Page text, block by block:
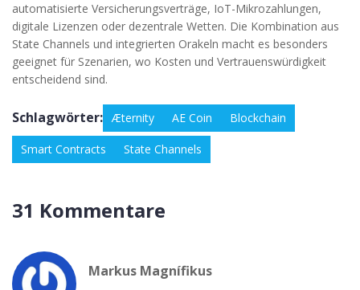
automatisierte Versicherungsverträge, IoT-Mikrozahlungen,
digitale Lizenzen oder dezentrale Wetten. Die Kombination aus
State Channels und integrierten Orakeln macht es besonders
geeignet für Szenarien, wo Kosten und Vertrauenswürdigkeit
entscheidend sind.
Schlagwörter: Æternity AE Coin Blockchain
Smart Contracts State Channels
31 Kommentare
Markus Magnífikus